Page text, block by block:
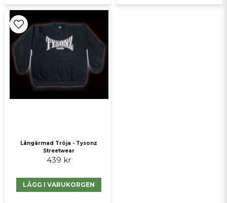
Långärmad Tröja - Tysonz
Streetwear
439 kr
LÄGG I VARUKORGEN